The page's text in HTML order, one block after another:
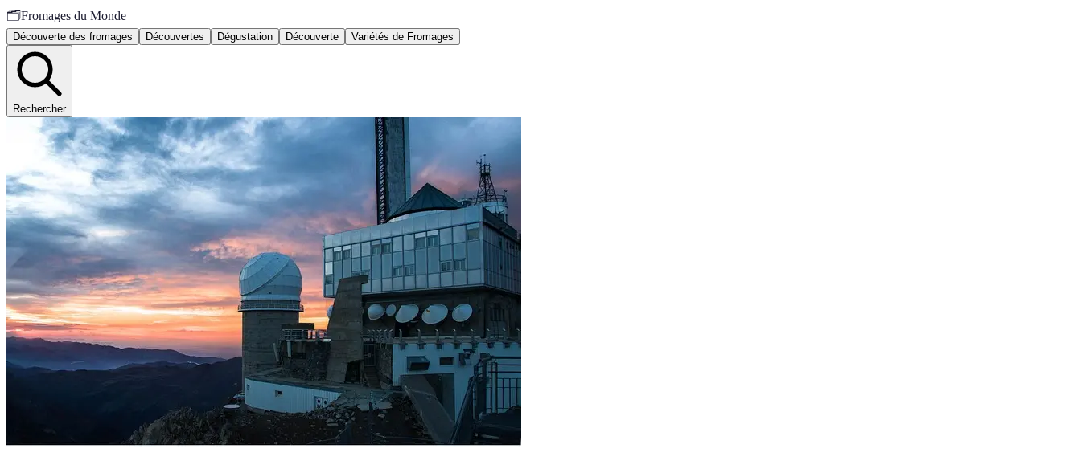
🗂️Fromages du Monde
Découverte des fromages Découvertes Dégustation Découverte Variétés de Fromages
Rechercher